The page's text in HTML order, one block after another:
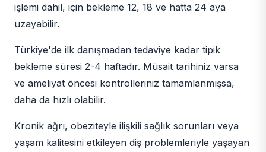
işlemi dahil, için bekleme 12, 18 ve hatta 24 aya
uzayabilir.
Türkiye'de ilk danışmadan tedaviye kadar tipik
bekleme süresi 2-4 haftadır. Müsait tarihiniz varsa
ve ameliyat öncesi kontrolleriniz tamamlanmışsa,
daha da hızlı olabilir.
Kronik ağrı, obeziteyle ilişkili sağlık sorunları veya
yaşam kalitesini etkileyen diş problemleriyle yaşayan